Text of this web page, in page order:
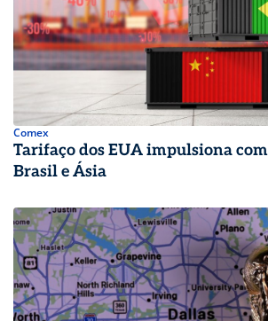
Comex
Tarifaço dos EUA impulsiona
Brasil e Ásia